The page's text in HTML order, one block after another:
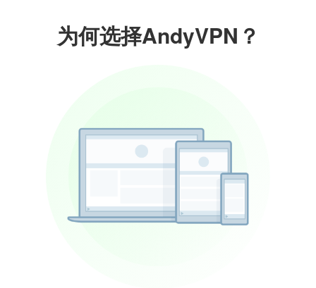
为何选择AndyVPN？